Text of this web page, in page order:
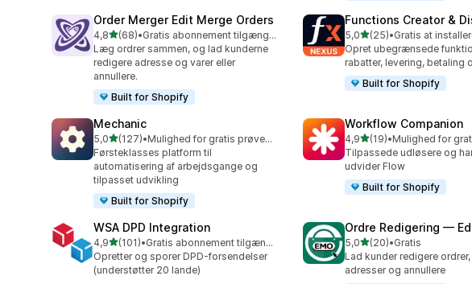
Order Merger Edit Merge Orders
4,8ud af 5 stjerner
(68)
68 anmeldelser i alt
•
Gratis abonnement tilgængeligt
Læg ordrer sammen, og lad kunderne
redigere adresse og varer eller
annullere.
Built for Shopify
Functions Creator &
5,0ud af 5 stjerner
(25)
25 anmeldelser i alt
•Gratis at
Opret ubegrænsede
rabatter, levering, betaling
Built for Shopify
Mechanic
5,0ud af 5 stjerner
(127)
127 anmeldelser i alt
•
Mulighed for gratis prøveperiode
Førsteklasses platform til
automatisering af arbejdsgange og
tilpasset udvikling
Built for Shopify
Workflow Companion
4,9ud af 5 stjerner
(19)
19 anmeldelser i alt
•
Tilpassede udløsere og
udvider Flow
Built for Shopify
WSA DPD Integration
4,9ud af 5 stjerner
(101)
101 anmeldelser i alt
•
Gratis abonnement tilgængeligt
Opretter og sporer DPD-forsendelser
(understøtter 20 lande)
Ordre Redigering —
5,0ud af 5 stjerner
(20)
20 anmeldelser i alt
•Gratis
Lad kunder redigere
adresser og annullere